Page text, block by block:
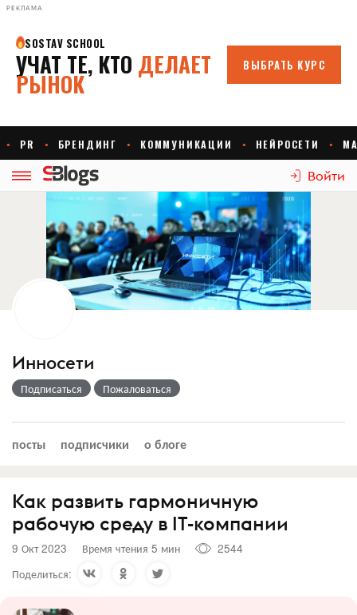
РЕКЛАМА
Войти
Инносети
Подписаться Пожаловаться
посты подписчики о блоге
Как развить гармоничную
рабочую среду в IT-компании
9 Окт 2023 Время чтения 5 мин
2544
Поделиться: